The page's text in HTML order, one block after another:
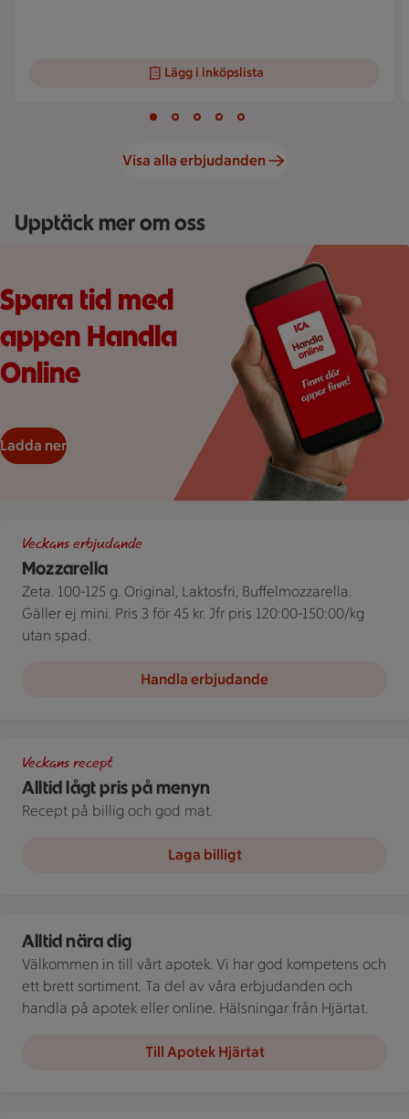
Lägg i inköpslista
Bild 1 av 5
Bild 2 av 5
Bild 3 av 5Bild 4 av 5
Visa alla erbjudanden
Upptäck mer om oss
Hand håller smartphone med ICA Handla online-app och
Spara tid med
appen Handla
Online
Ladda ner
Mozzarella
Veckans erbjudande
Zeta. 100-125 g. Original, Laktosfri, Buffelmozzarella.
Gäller ej mini. Pris 3 för 45 kr. Jfr pris 120:00-150:00/kg
utan spad.
Handla erbjudande
Alltid lågt pris på menyn
Veckans recept
Recept på billig och god mat.
Laga billigt
Alltid nära dig
Välkommen in till vårt apotek. Vi har god kompetens och
ett brett sortiment. Ta del av våra erbjudanden och
handla på apotek eller online. Hälsningar från Hjärtat.
Till Apotek Hjärtat